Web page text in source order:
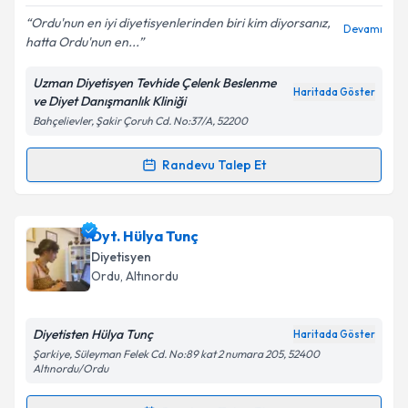
Kişisel verilerimin işlenmesine ilişkin
Aydınlatma
Metni'ni okudum ve kişisel verilerimin belirtilen
kapsamda işlenmesini kabul ediyorum.
Takvim Talebini Gönder
Ordu'nun en iyi diyetisyenlerinden biri kim diyorsanız,
hatta Ordu'nun en...
Devamı
Uzman Diyetisyen Tevhide Çelenk Beslenme
ve Diyet Danışmanlık Kliniği
Haritada Göster
Bahçelievler, Şakir Çoruh Cd. No:37/A, 52200
Randevu Talep Et
Randevu Takvimi Talebi
Uzm. Dyt. Tevhide Çelenk
talebi oluşturun. Size bu uzmandan randevu almanız
için bir takvim hazırlandığında e-posta ile
bilgilendireceğiz.
Dyt. Hülya Tunç
Diyetisyen
Ordu, Altınordu
Diyetisten Hülya Tunç Haritada Göster
Şarkiye, Süleyman Felek Cd. No:89 kat 2 numara 205, 52400
Altınordu/Ordu